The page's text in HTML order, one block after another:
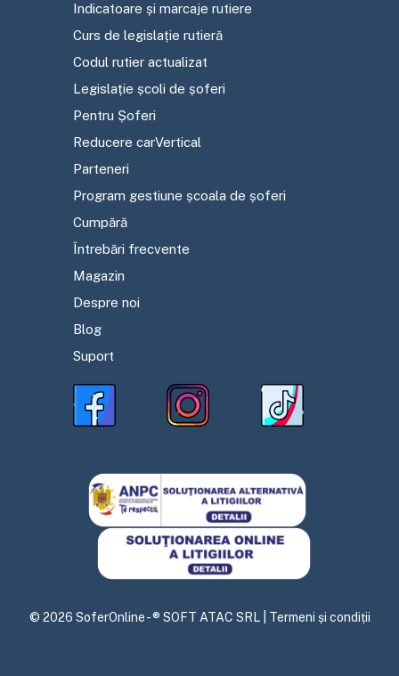
Indicatoare și marcaje rutiere
Curs de legislație rutieră
Codul rutier actualizat
Legislație școli de șoferi
Pentru Șoferi
Reducere carVertical
Parteneri
Program gestiune școala de șoferi
Cumpără
Întrebări frecvente
Magazin
Despre noi
Blog
Suport
© 2026 SoferOnline - ® SOFT ATAC SRL | Termeni și condiții